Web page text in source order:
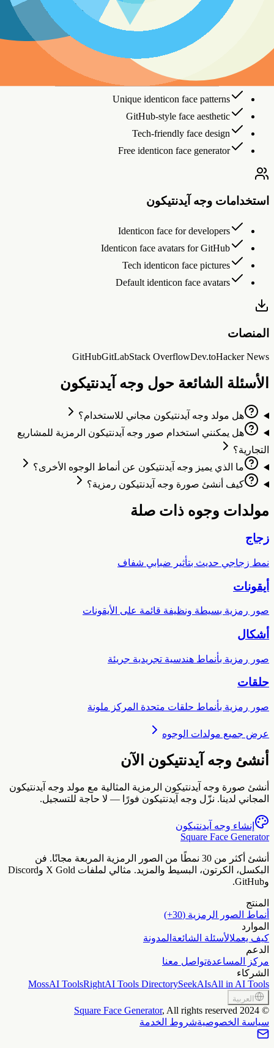
xooox xoxox oxxxo oxoxo ooxoo
وجه آيدنتيكون
Unique identicon face patterns
GitHub-style face aesthetic
Tech-friendly face design
Free identicon face generator
وجه آيدنتيكون
Identicon face for developers
Identicon face avatars for GitHub
Tech identicon face pictures
Default identicon face avatars
GitHubGitLabStack OverflowDev.toHacker
الشائعة حول وجه آيدنتيكون
هل مولد وجه آيدنتيكون مجاني للاستخدام؟
هل يمكنني استخدام صور وجه آيدنتيكون الرمزية للمشاريع
ما الذي يميز وجه آيدنتيكون عن أنماط الوجوه الأخرى؟
كيف أنشئ صورة وجه آيدنتيكون رمزية؟
وجوه ذات صلة
زجاجي حديث بتأثير ضبابي شفاف
رمزية بسيطة ونظيفة قائمة على الأيقونات
رمزية بأنماط هندسية تجريدية جريئة
رمزية بأنماط حلقات متحدة المركز ملونة
جميع مولدات الوجوه
وجه آيدنتيكون الآن
صورة وجه آيدنتيكون الرمزية المثالية مع مولد وجه آيدنتيكون
لدينا. نزّل وجه آيدنتيكون فورًا — لا حاجة للتسجيل.
إنشاء وجه آيدنتيكون
Square Face
أنشئ أكثر من 30 نمطًا من الصور الرمزية المربعة مجانًا. فن
البكسل، الكرتون، البسيط والمزيد. مثالي لملفات X Gold وDiscord
الصور الرمزية (30+)
يعملالأسئلة الشائعةالمدونة
المساعدةتواصل معنا
MossAI ToolsRightAI Tools DirectorySeekAIsAll in AI
العربية
2024
Square Face Generator, All rights reserved
الخصوصيةشروط الخدمة